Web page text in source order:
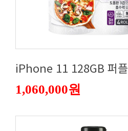
iPhone 11 128GB 퍼플
1,060,000원